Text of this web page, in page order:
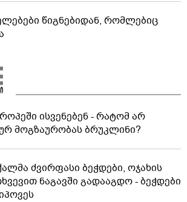
წიგნებიდან, რომლებიც
ისვენებენ - რატომ არ
მოგზაურობას ბრუკლინი?
ძვირფასი ბეჭდები, ოჯახის
ნაგავში გადააგდო - ბეჭდები